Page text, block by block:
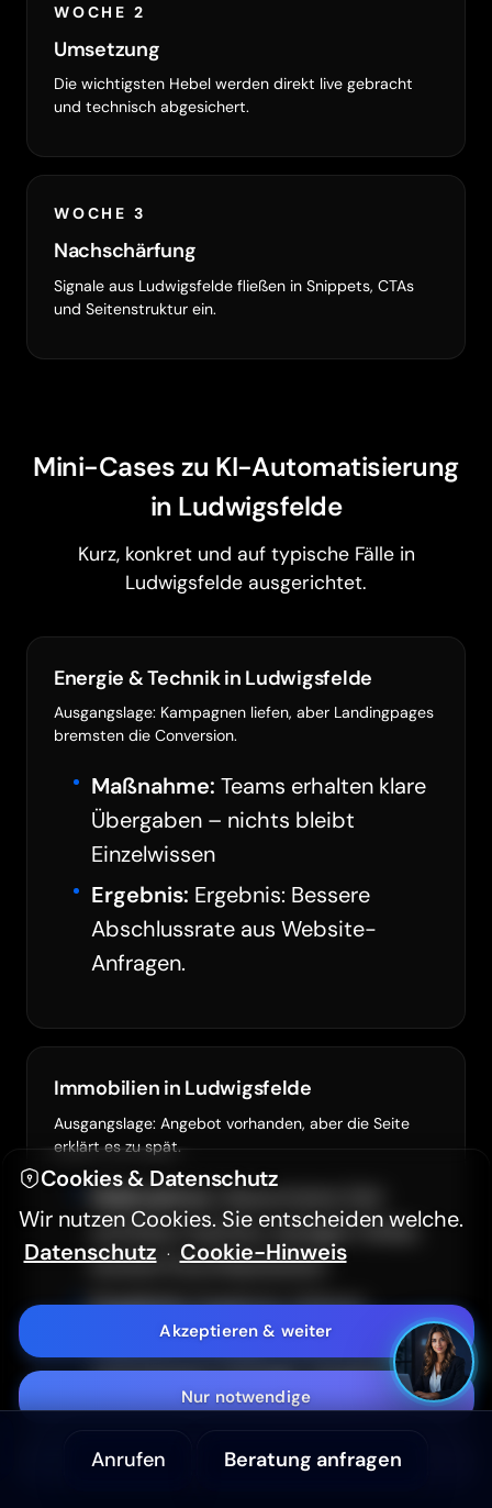
WOCHE 2
Umsetzung
Die wichtigsten Hebel werden direkt live gebracht
und technisch abgesichert.
WOCHE 3
Nachschärfung
Signale aus Ludwigsfelde fließen in Snippets, CTAs
und Seitenstruktur ein.
Mini-Cases zu KI-Automatisierung
in Ludwigsfelde
Kurz, konkret und auf typische Fälle in
Ludwigsfelde ausgerichtet.
Energie & Technik in Ludwigsfelde
Ausgangslage: Kampagnen liefen, aber Landingpages
bremsten die Conversion.
Maßnahme: Teams erhalten klare
Übergaben – nichts bleibt
Einzelwissen
Ergebnis: Ergebnis: Bessere
Abschlussrate aus Website-
Anfragen.
Immobilien in Ludwigsfelde
Ausgangslage: Angebot vorhanden, aber die Seite
erklärt es zu spät.
Maßnahme: Gewonnene Zeit
sichtbar machen: weniger Fehler,
kürzere Durchlaufzeiten
Ergebnis:Ergebnis: Höhere
Relevanz in lokalen Suchanfragen
und bessere Anfrage-Qualität.
Anrufen Beratung anfragen
Barrierefreiheit
Hoher Kontrast (WCAG 2.2)
AaSans Serif Schrift
Barrierefreiheitserklärung
Cookies & Datenschutz
Wir nutzen Cookies. Sie entscheiden welche.
Datenschutz · Cookie-Hinweis
Nur notwendige
Anpassen
Akzeptieren & weiter